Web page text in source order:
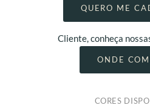
QUERO ME
Cliente, conheça
ONDE
CORES